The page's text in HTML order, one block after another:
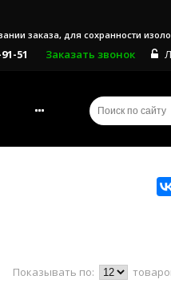
заказа, для сохранности
Заказать звонок
51
Показывать по: